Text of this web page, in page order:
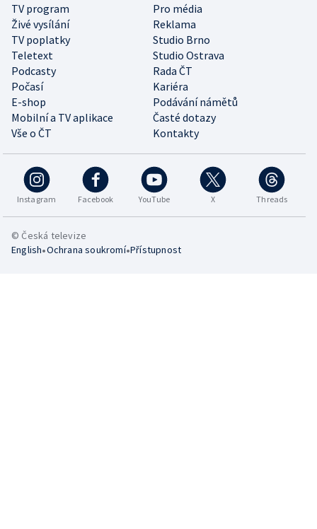
TV program
Pro média
Živé vysílání
Reklama
TV poplatky
Studio Brno
Teletext
Studio Ostrava
Podcasty
Rada ČT
Počasí
Kariéra
E-shop
Podávání námětů
Mobilní a TV aplikace
Časté dotazy
Vše o ČT
Kontakty
Instagram Facebook YouTube X Threads
© Česká televize
English•Ochrana soukromí•Přístupnost